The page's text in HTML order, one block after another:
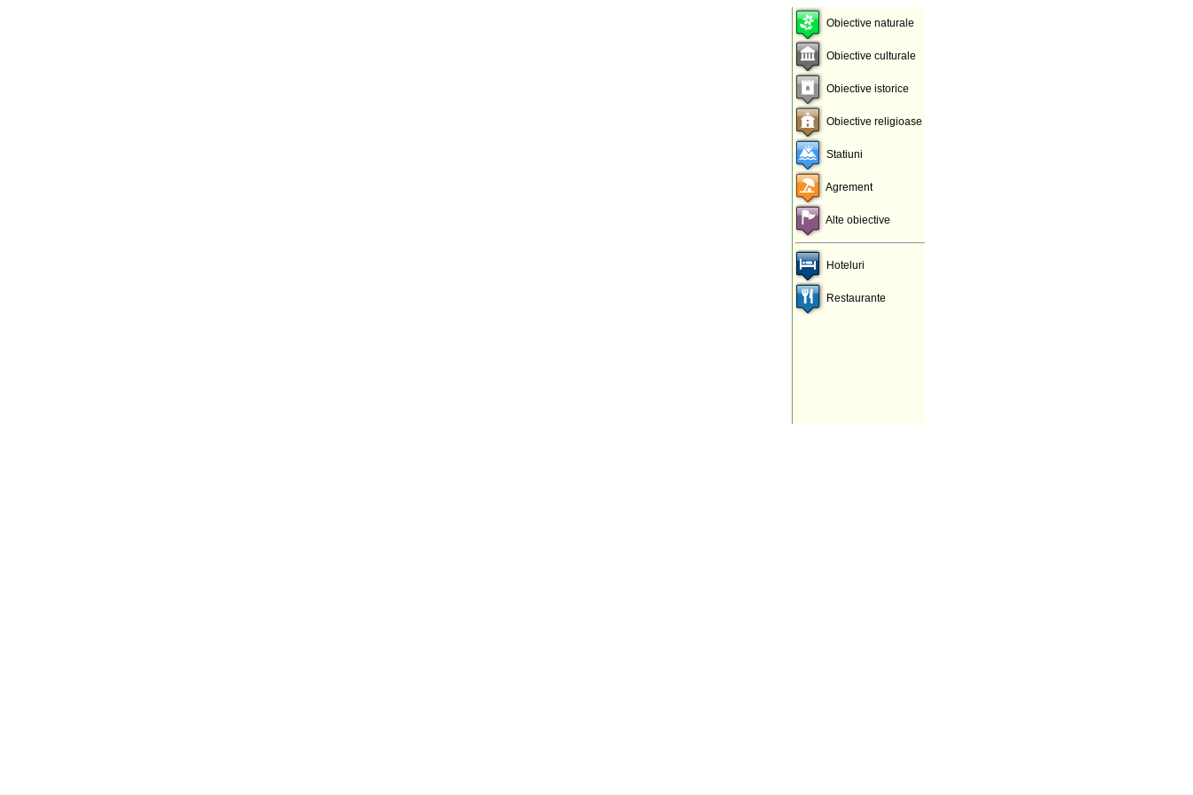
Obiective naturale
Obiective culturale
Obiective istorice
Obiective religioase
Statiuni
Agrement
Alte obiective
Hoteluri
Restaurante